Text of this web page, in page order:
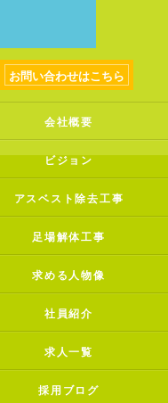
お問い合わせはこちら
会社概要
ビジョン
アスベスト除去工事
足場解体工事
求める人物像
社員紹介
求人一覧
採用ブログ